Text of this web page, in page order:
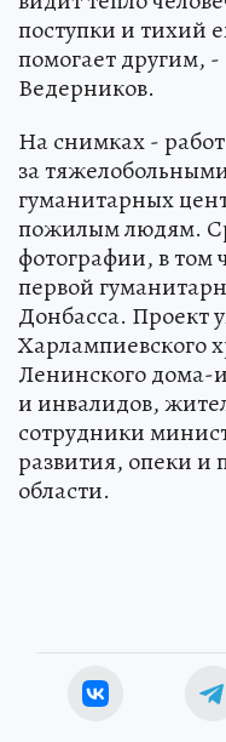
поступки и тихий
помогает другим, -
Ведерников.
На снимках -
за
гуманитарных
пожилым людям.
фотографии, в том
первой
Донбасса. Проект
Харлампиевского
Ленинского дома-
и инвалидов,
сотрудники
развития, опеки и
области.